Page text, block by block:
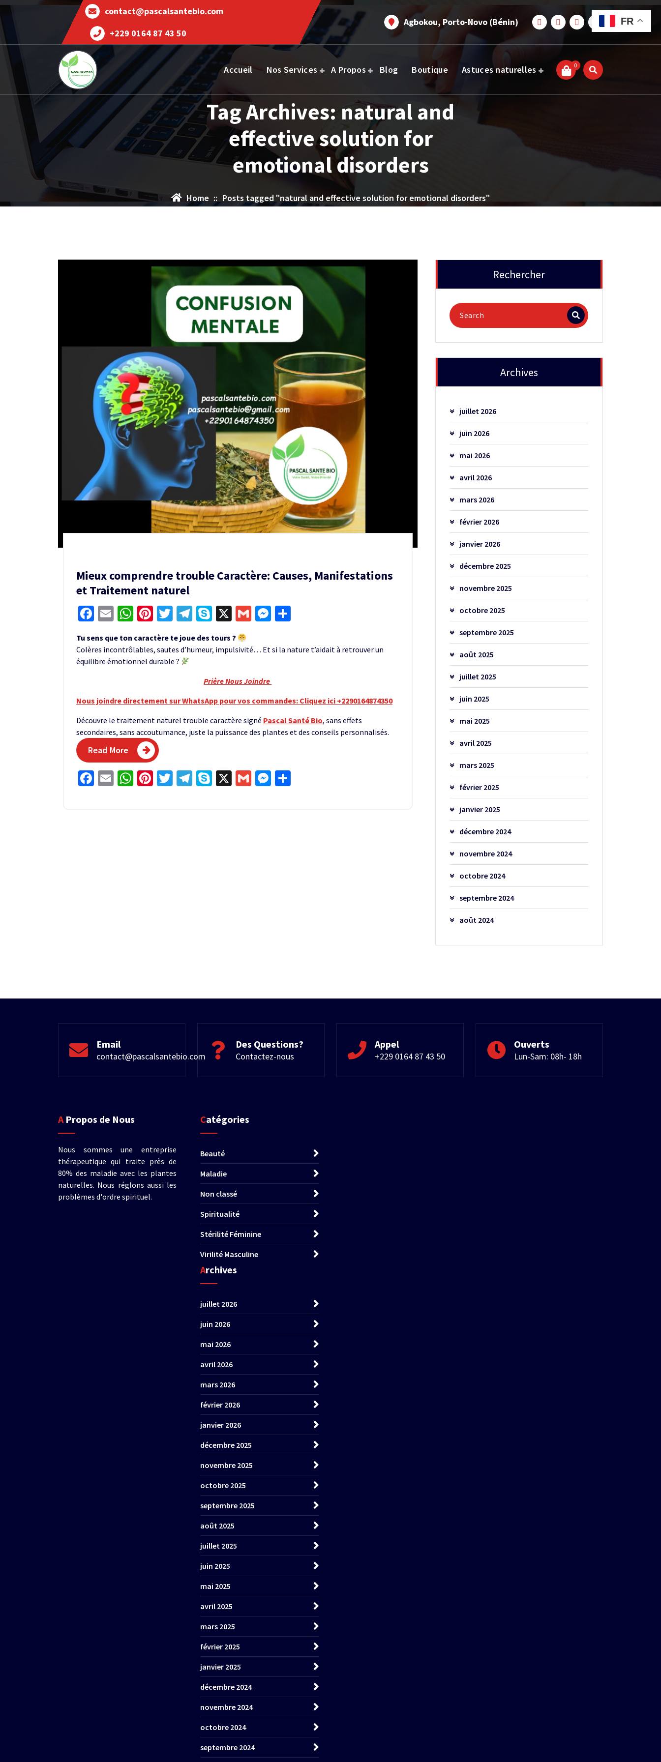
contact@pascalsantebio.com
+229 0164 87 43 50
Agbokou, Porto-Novo (Bénin)
Votre santé notre priorité
Accueil Nos Services A Propos Blog Boutique Astuces naturelles 0
Tag Archives: natural and
effective solution for
emotional disorders
Home :: Posts tagged "natural and effective solution for emotional disorders"
Mieux comprendre trouble Caractère: Causes, Manifestations
et Traitement naturel
Facebook
EmailWhatsApp
Pinterest
Twitter
Telegram
Skype
X GmailMessenger
Tu sens que ton caractère te joue des tours ?
Colères incontrôlables, sautes d’humeur, impulsivité… Et si la nature t’aidait à retrouver un
équilibre émotionnel durable ?
Prière Nous Joindre
Nous joindre directement sur WhatsApp pour vos commandes: Cliquez ici +2290164874350
Découvre le traitement naturel trouble caractère signé Pascal Santé Bio, sans effets
secondaires, sans accoutumance, juste la puissance des plantes et des conseils personnalisés.
Read More
Facebook
EmailWhatsApp
Pinterest
Twitter
Telegram
Skype
X GmailMessenger
Rechercher
Archives
juillet 2026
juin 2026
mai 2026
avril 2026
mars 2026
février 2026
janvier 2026
décembre 2025
novembre 2025
octobre 2025
septembre 2025
août 2025
juillet 2025
juin 2025
mai 2025
avril 2025
mars 2025
février 2025
janvier 2025
décembre 2024
novembre 2024
octobre 2024
septembre 2024
août 2024
Email
contact@pascalsantebio.com
Des Questions?
Contactez-nous
Appel
+229 0164 87 43 50
Ouverts
Lun-Sam: 08h- 18h
A Propos de Nous
Nous sommes une entreprise
thérapeutique qui traite près de
80% des maladie avec les plantes
naturelles. Nous réglons aussi les
problèmes d'ordre spirituel.
Catégories
Beauté
Maladie
Non classé
Spiritualité
Stérilité Féminine
Virilité Masculine
Archives
juillet 2026
juin 2026
mai 2026
avril 2026
mars 2026
février 2026
janvier 2026
décembre 2025
novembre 2025
octobre 2025
septembre 2025
août 2025
juillet 2025
juin 2025
mai 2025
avril 2025
mars 2025
février 2025
janvier 2025
décembre 2024
novembre 2024
octobre 2024
septembre 2024
FR